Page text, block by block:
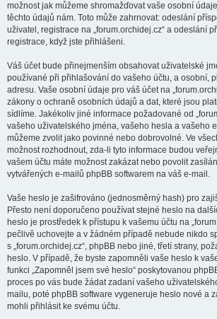
možnost jak můžeme shromažďovat vaše osobní
těchto údajů nám. Toto může zahrnovat: odeslání
uživatel, registrace na „forum.orchidej.cz“ a odeslání
registrace, když jste přihlášeni.
Váš účet bude přinejmenším obsahovat uživatelské
používané při přihlašování do vašeho účtu, a osobní,
adresu. Vaše osobní údaje pro váš účet na
zákony o ochraně osobních údajů a dat, které jsou
sídlíme. Jakékoliv jiné informace požadované od
vašeho uživatelského jména, vašeho hesla a vašeho
můžeme zvolit jako povinné nebo dobrovolné. Ve
možnost rozhodnout, zda-li tyto informace budou
vašem účtu máte možnost zakázat nebo povolit
vytvářených e-mailů phpBB softwarem na váš e-mail.
Vaše heslo je zašifrováno (jednosměrný hash) pro
Přesto není doporučeno používat stejné heslo na
heslo je prostředek k přístupu k vašemu účtu na
pečlivě uchovejte a v žádném případě nebude nikdo
s „forum.orchidej.cz“, phpBB nebo jiné, třetí strany,
heslo. V případě, že byste zapomněli vaše heslo k
funkci „Zapomněl jsem své heslo“ poskytovanou
proces po vás bude žádat zadaní vašeho
mailu, poté phpBB software vygeneruje heslo nové a
mohli přihlásit ke svému účtu.